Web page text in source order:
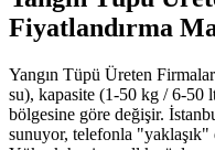
Fiyatlandırma
Yangın Tüpü Üreten
su), kapasite (1-50 kg / 6-50
bölgesine göre değişir.
sunuyor, telefonla